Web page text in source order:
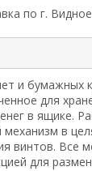
по г.
и бумажных
для
в ящике.
в
винтов.
для